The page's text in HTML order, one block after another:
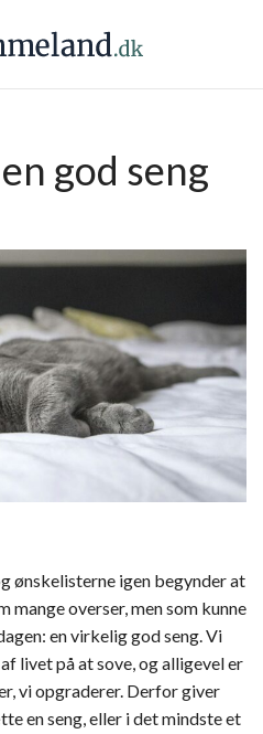
god seng
ønskelisterne igen begynder at
mange overser, men som kunne
en virkelig god seng. Vi
livet på at sove, og alligevel er
vi opgraderer. Derfor giver
en seng, eller i det mindste et